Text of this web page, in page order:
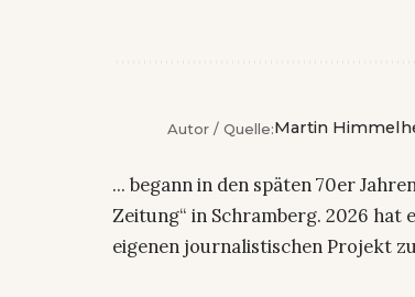
Autor / Quelle:Martin
... begann in den späten 70er
Zeitung“ in Schramberg. 2026 hat
eigenen journalistischen Projekt